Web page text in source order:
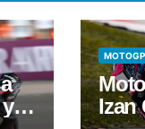
MOTOGP
Izan